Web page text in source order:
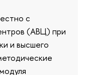
с
(АВЦ) при
и высшего